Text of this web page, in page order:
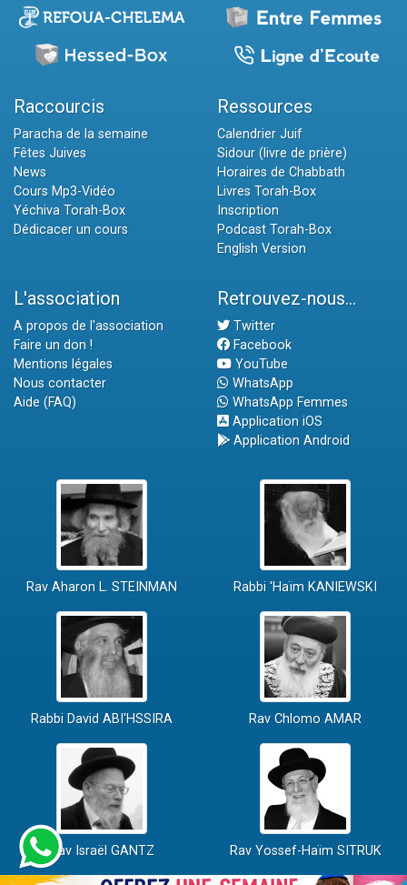
Raccourcis
Paracha de la semaine
Fêtes Juives
News
Cours Mp3-Vidéo
Yéchiva Torah-Box
Dédicacer un cours
Ressources
Calendrier Juif
Sidour (livre de prière)
Horaires de Chabbath
Livres Torah-Box
Inscription
Podcast Torah-Box
English Version
L'association
A propos de l'association
Faire un don !
Mentions légales
Nous contacter
Aide (FAQ)
Retrouvez-nous...
Twitter
Facebook
YouTube
WhatsApp
WhatsApp Femmes
Application iOS
Application Android
Rav Aharon L. STEINMAN Rabbi 'Haïm KANIEWSKI
Rabbi David ABI'HSSIRA Rav Chlomo AMAR
Rav Israël GANTZ Rav Yossef-Haïm SITRUK